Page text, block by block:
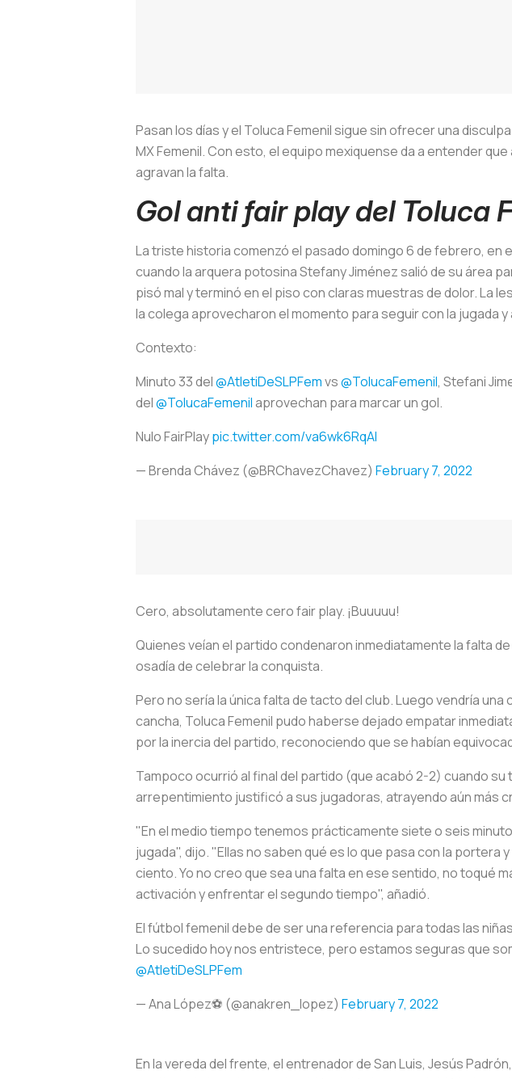
Pasan los días y el Toluca Femenil sigue sin ofrecer una
MX Femenil. Con esto, el equipo mexiquense da a entender
agravan la falta.
Gol anti fair play del Toluca
La triste historia comenzó el pasado domingo 6 de febrero, en
cuando la arquera potosina Stefany Jiménez salió de su área
pisó mal y terminó en el piso con claras muestras de dolor. La
la colega aprovecharon el momento para seguir con la jugada
Contexto:
Minuto 33 del@AtletiDeSLPFemvs@TolucaFemenil, Stefani
del@TolucaFemenilaprovechan para marcar un gol.
Nulo FairPlaypic.twitter.com/va6wk6RqAl
— Brenda Chávez (@BRChavezChavez) February 7, 2022
Cero, absolutamente cero fair play. ¡Buuuuu!
Quienes veían el partido condenaron inmediatamente la falta
osadía de celebrar la conquista.
Pero no sería la única falta de tacto del club. Luego vendría
cancha, Toluca Femenil pudo haberse dejado empatar
por la inercia del partido, reconociendo que se habían
Tampoco ocurrió al final del partido (que acabó 2-2) cuando
arrepentimiento justificó a sus jugadoras, atrayendo aún más
"En el medio tiempo tenemos prácticamente siete o seis
jugada", dijo. "Ellas no saben qué es lo que pasa con la
ciento. Yo no creo que sea una falta en ese sentido, no toqué
activación y enfrentar el segundo tiempo", añadió.
El fútbol femenil debe de ser una referencia para todas las
Lo sucedido hoy nos entristece, pero estamos seguras que
@AtletiDeSLPFem
— Ana López⚽ (@anakren_lopez) February 7, 2022
En la vereda del frente, el entrenador de San Luis, Jesús